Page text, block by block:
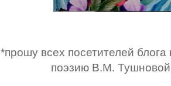
*прошу всех посетителей
поэзию В.М.